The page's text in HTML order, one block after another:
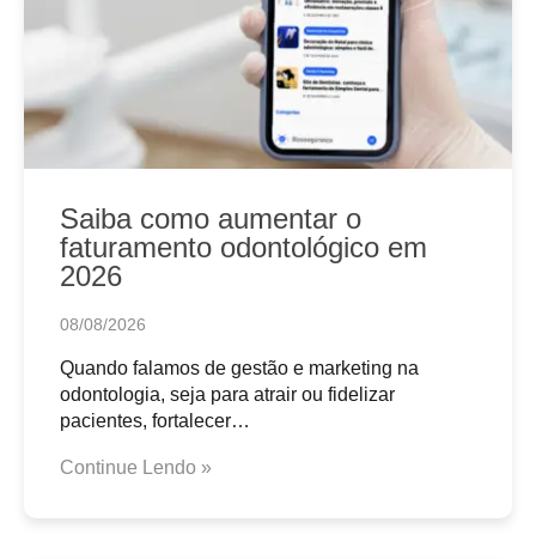
Saiba como aumentar o
faturamento odontológico em
2026
08/08/2026
Quando falamos de gestão e marketing na
odontologia, seja para atrair ou fidelizar
pacientes, fortalecer…
Continue Lendo »